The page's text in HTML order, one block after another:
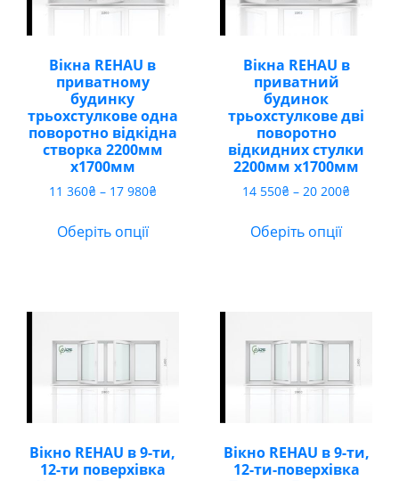
Вікна REHAU в
приватному
будинку
трьохстулкове одна
поворотно відкідна
створка 2200мм
х1700мм
11 360₴ – 17 980₴Діапазон
Оберіть опції
Вікна REHAU в
приватний
будинок
трьохстулкове дві
поворотно
відкидних стулки
2200мм х1700мм
14 550₴ – 20 200₴
Оберіть опції
Вікно REHAU в 9-ти,
12-ти поверхівка
Вікно REHAU в 9-ти,
12-ти-поверхівка